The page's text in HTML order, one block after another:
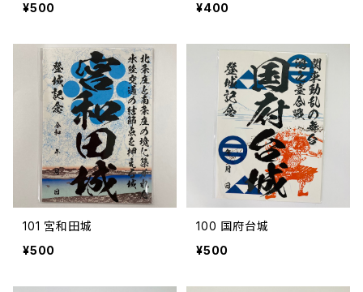
¥500
¥400
101 宮和田城
¥500
100 国府台城
¥500